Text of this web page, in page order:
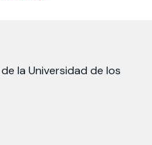
la Universidad de los